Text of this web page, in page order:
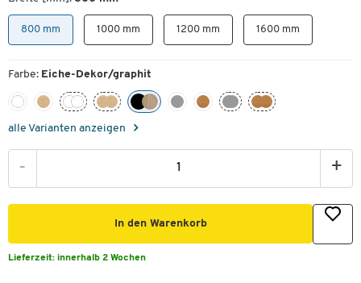
800 mm 1000 mm 1200 mm 1600 mm
Farbe: Eiche-Dekor/graphit
alle Varianten anzeigen
- +
In den Warenkorb
Lieferzeit: innerhalb 2 Wochen